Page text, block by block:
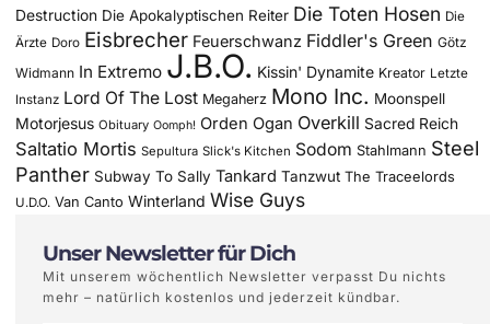
Destruction Die Apokalyptischen Reiter Die Toten Hosen Die
Ärzte Doro Eisbrecher Feuerschwanz Fiddler's Green Götz
Widmann In Extremo J.B.O. Kissin' Dynamite Kreator Letzte
Instanz Lord Of The Lost Megaherz Mono Inc. Moonspell
Motorjesus Obituary Oomph! Orden Ogan Overkill Sacred Reich
Saltatio Mortis Sepultura Slick's Kitchen Sodom Stahlmann Steel
Panther Subway To Sally Tankard Tanzwut The Traceelords
U.D.O. Van Canto Winterland Wise Guys
Unser Newsletter für Dich
Mit unserem wöchentlich Newsletter verpasst Du nichts
mehr – natürlich kostenlos und jederzeit kündbar.